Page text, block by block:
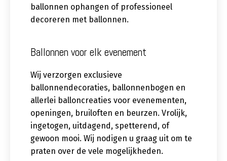
ballonnen ophangen of professioneel
decoreren met ballonnen.
Ballonnen voor elk evenement
Wij verzorgen exclusieve
ballonnendecoraties, ballonnenbogen en
allerlei balloncreaties voor evenementen,
openingen, bruiloften en beurzen. Vrolijk,
ingetogen, uitdagend, spetterend, of
gewoon mooi. Wij nodigen u graag uit om te
praten over de vele mogelijkheden.